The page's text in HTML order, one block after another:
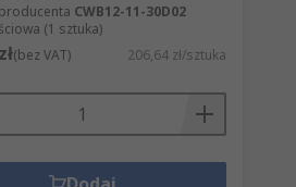
CWB12-11-30D02
(1 sztuka)
(bez VAT) 206,64 zł/sztuka